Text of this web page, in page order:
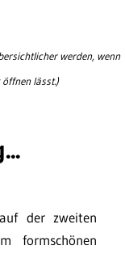
werden, wenn
lässt.)
der zweiten
formschönen